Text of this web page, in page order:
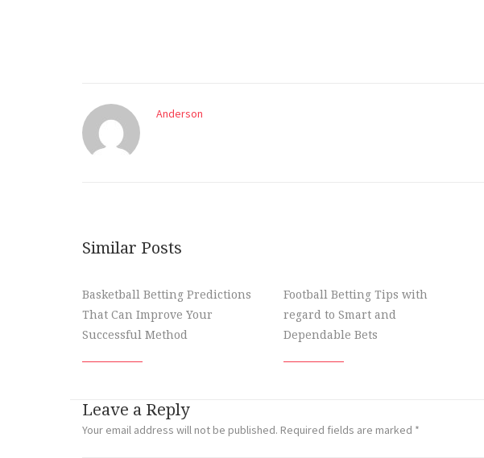
Anderson
Similar Posts
Basketball Betting Predictions
That Can Improve Your
Successful Method
Football Betting Tips with
regard to Smart and
Dependable Bets
Leave a Reply
Your email address will not be published. Required fields are marked *